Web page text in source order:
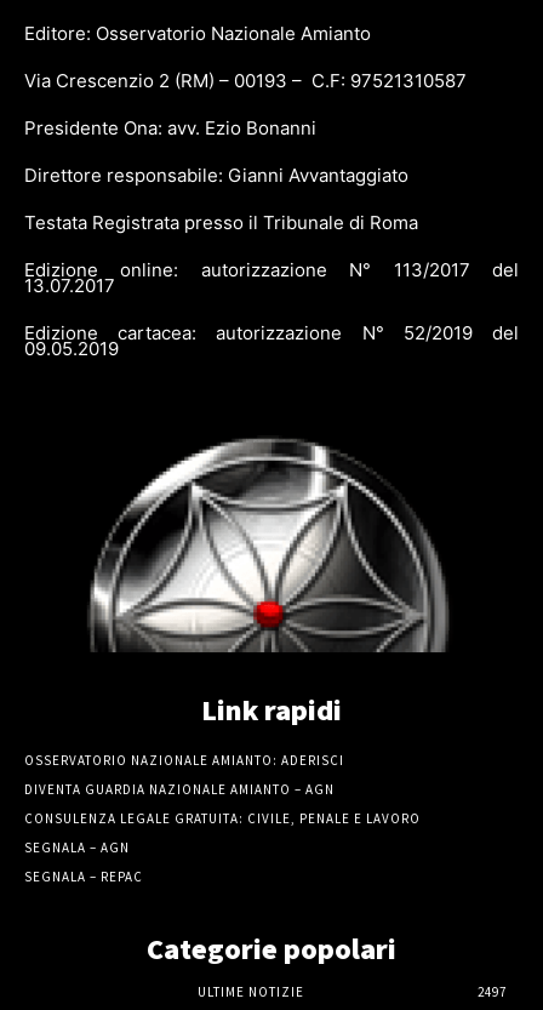
Editore: Osservatorio Nazionale Amianto
Via Crescenzio 2 (RM) – 00193 – C.F: 97521310587
Presidente Ona: avv. Ezio Bonanni
Direttore responsabile: Gianni Avvantaggiato
Testata Registrata presso il Tribunale di Roma
Edizione online: autorizzazione N° 113/2017 del
13.07.2017
Edizione cartacea: autorizzazione N° 52/2019 del
09.05.2019
Link rapidi
OSSERVATORIO NAZIONALE AMIANTO: ADERISCI
DIVENTA GUARDIA NAZIONALE AMIANTO – AGN
CONSULENZA LEGALE GRATUITA: CIVILE, PENALE E LAVORO
SEGNALA – AGN
SEGNALA – REPAC
Categorie popolari
ULTIME NOTIZIE 2497